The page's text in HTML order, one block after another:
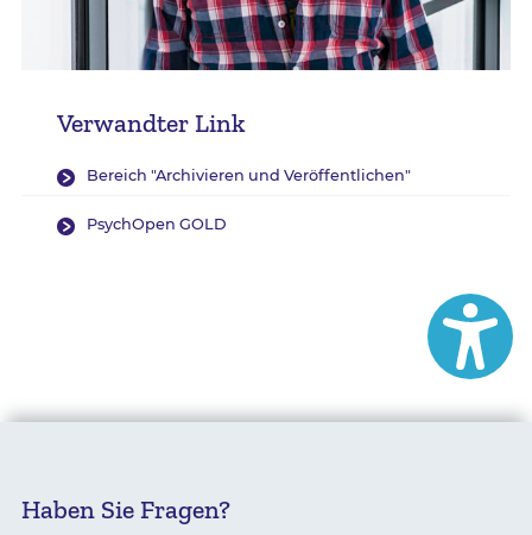
Verwandter Link
Bereich "Archivieren und Veröffentlichen"
PsychOpen GOLD
Haben Sie Fragen?